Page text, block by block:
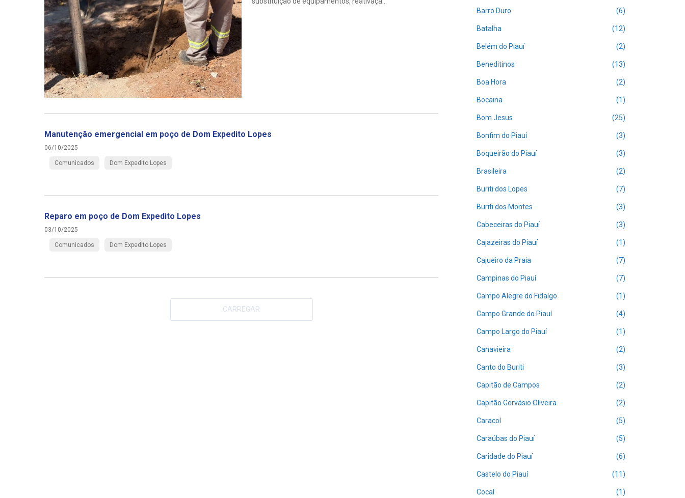
Manutenção emergencial em poço de Dom Expedito Lopes
06/10/2025
Comunicados Dom Expedito Lopes
Reparo em poço de Dom Expedito Lopes
03/10/2025
Comunicados Dom Expedito Lopes
CARREGAR
Barro Duro (6)
Batalha (12)
Belém do Piauí (2)
Beneditinos (13)
Boa Hora (2)
Bocaina (1)
Bom Jesus (25)
Bonfim do Piauí (3)
Boqueirão do Piauí (3)
Brasileira (2)
Buriti dos Lopes (7)
Buriti dos Montes (3)
Cabeceiras do Piauí (3)
Cajazeiras do Piauí (1)
Cajueiro da Praia (7)
Campinas do Piauí (7)
Campo Alegre do Fidalgo (1)
Campo Grande do Piauí (4)
Campo Largo do Piauí (1)
Canavieira (2)
Canto do Buriti (3)
Capitão de Campos (2)
Capitão Gervásio Oliveira (2)
Caracol (5)
Caraúbas do Piauí (5)
Caridade do Piauí (6)
Castelo do Piauí (11)
Cocal (1)